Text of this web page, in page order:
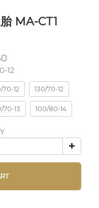
MA-CT1
12
70-12 130/70-12
70-13 100/80-14